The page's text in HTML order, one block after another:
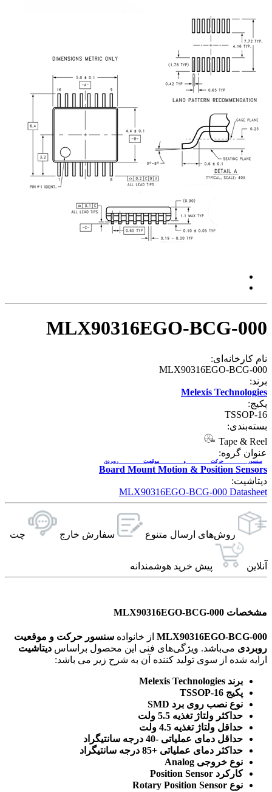
MLX90316EGO-BCG-000
نام کارخانه‌ای:
MLX90316EGO-BCG-000
برند:
Melexis Technologies
پکیج:
TSSOP-16
بسته‌بندی:
Tape & Reel
عنوان گروه:
Board Mount Motion & Position Sensors
سنسور حرکت و موقعیت روبردی
دیتاشیت:
MLX90316EGO-BCG-000 Datasheet
روش‌های ارسال‌ متنوع سفارش خارج چت
آنلاین پیش خرید هوشمندانه
مشخصات MLX90316EGO-BCG-000
MLX90316EGO-BCG-000 از خانواده سنسور حرکت و موقعیت
روبردی
دیتاشیت
ارایه شده از سوی تولید کننده آن به شرح زیر می باشد:
برند Melexis Technologies
پکیج TSSOP-16
نوع نصب روی برد SMD
حداکثر ولتاژ تغذیه 5.5 ولت
حداقل ولتاژ تغذیه 4.5 ولت
حداقل دمای عملیاتی -40 درجه سانتیگراد
حداکثر دمای عملیاتی +85 درجه سانتیگراد
نوع خروجی Analog
کارکرد Position Sensor
نوع Rotary Position Sensor